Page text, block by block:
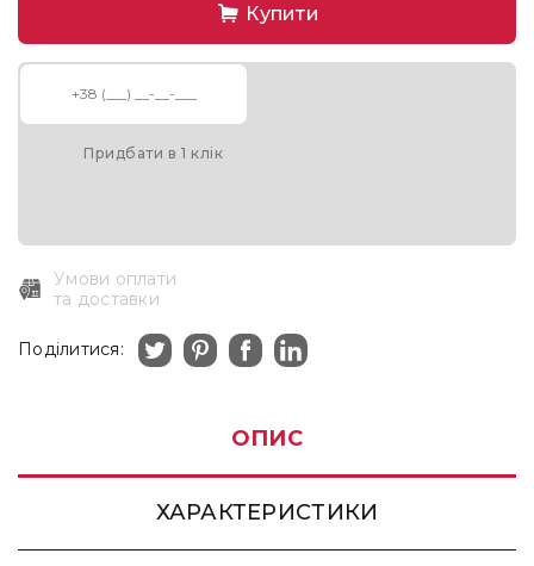
Купити
Придбати в 1 клік
Умови оплати
та доставки
Поділитися:
ОПИС
ХАРАКТЕРИСТИКИ